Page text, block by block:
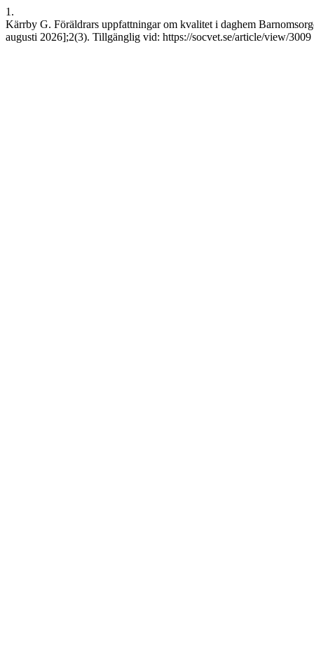
1.
Kärrby G. Föräldrars uppfattningar om kvalitet i daghem
augusti 2026];2(3). Tillgänglig vid: https://socvet.se/article/view/3009